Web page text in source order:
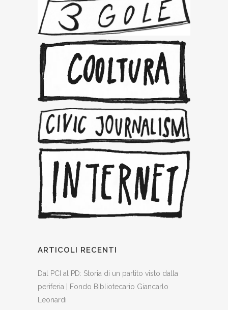
ARTICOLI RECENTI
Dal PCI al PD: Storia di un partito visto dalla
periferia | Fondo Bibliotecario Giancarlo
Leonardi